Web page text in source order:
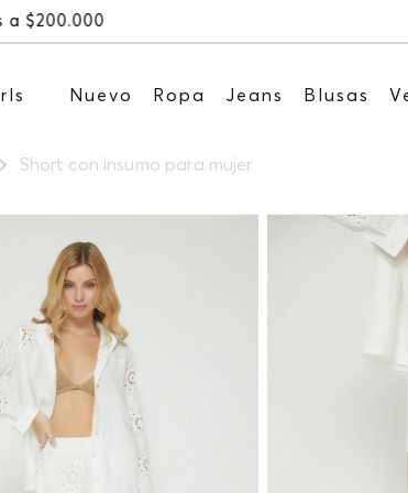
Nuevo Ropa Jeans Blusas
Short con insumo para mujer